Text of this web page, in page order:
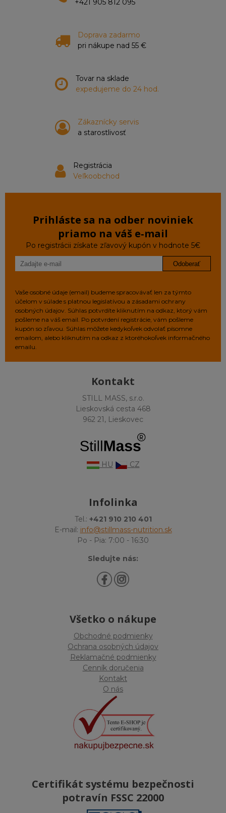
+421 905 812 095
Doprava zadarmo
pri nákupe nad 55 €
Tovar na sklade
expedujeme do 24 hod.
Zákaznícky servis
a starostlivosť
Registrácia
Veľkoobchod
Prihláste sa na odber noviniek
priamo na váš e‑mail
Po registrácii získate zľavový kupón v hodnote 5€
Odoberať
Vaše osobné údaje (email) budeme spracovávať len za týmto
účelom v súlade s platnou legislatívou a zásadami ochrany
osobných údajov. Súhlas potvrdíte kliknutím na odkaz, ktorý vám
pošleme na váš email. Po potvrdení registrácie, vám pošleme
kupón so zľavou. Súhlas môžete kedykoľvek odvolať písomne
emailom, alebo kliknutím na odkaz z ktoréhokoľvek informačného
emailu.
Kontakt
STILL MASS, s.r.o.
Lieskovská cesta 468
962 21, Lieskovec
HU CZ
Infolinka
Tel.: +421 910 210 401
E-mail: info@stillmass-nutrition.sk
Po - Pia: 7:00 - 16:30
Sledujte nás:
Všetko o nákupe
Obchodné podmienky
Ochrana osobných údajov
Reklamačné podmienky
Cenník doručenia
Kontakt
O nás
Certifikát systému bezpečnosti
potravín FSSC 22000